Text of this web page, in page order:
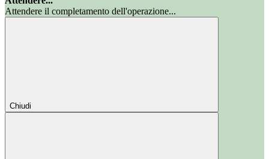
Attendere il completamento dell'operazione...
Chiudi